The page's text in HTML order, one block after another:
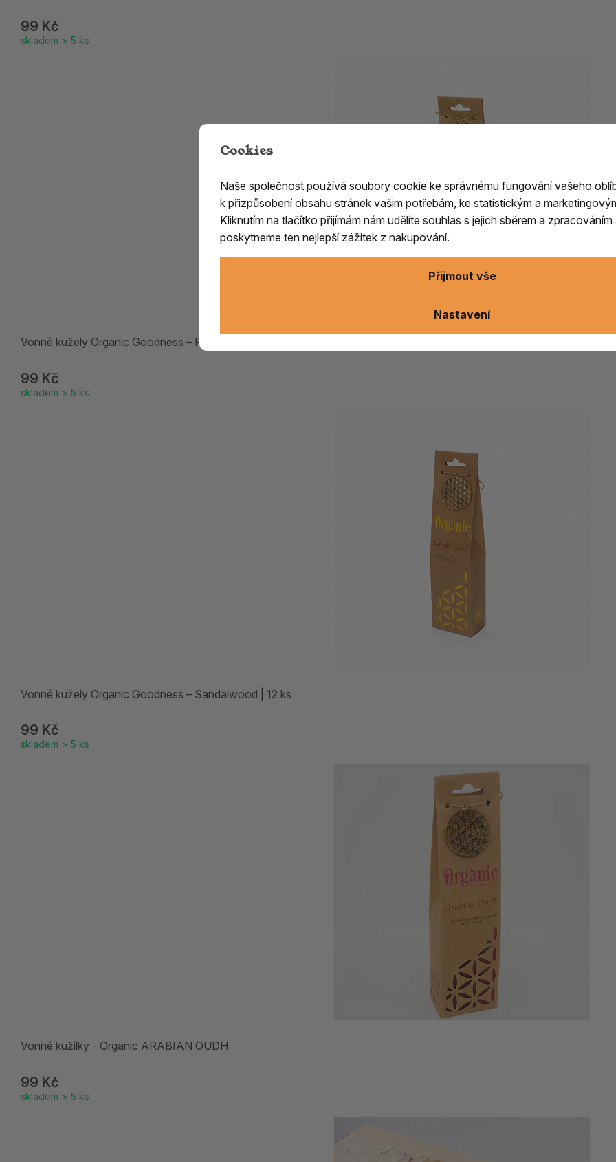
99 Kč
skladem > 5 ks
Vonné kužely Organic Goodness – Frankincense | 12 ks
99 Kč
skladem > 5 ks
Vonné kužely Organic Goodness – Sandalwood | 12 ks
99 Kč
skladem > 5 ks
Vonné kužílky - Organic ARABIAN OUDH
99 Kč
skladem > 5 ks
Cookies
Naše společnost používá soubory cookie ke správnému fungování vašeho
k přizpůsobení obsahu stránek vašim potřebám, ke statistickým a
Kliknutím na tlačítko přijímám nám udělíte souhlas s jejich sběrem a zpracováním
poskytneme ten nejlepší zážitek z nakupování.
Nastavení
Přijmout vše